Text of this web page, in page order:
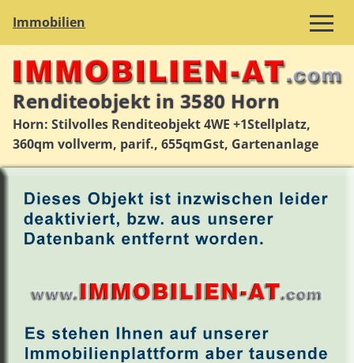
Immobilien
Renditeobjekt in 3580 Horn
Horn: Stilvolles Renditeobjekt 4WE +1Stellplatz,
360qm vollverm, parif., 655qmGst, Gartenanlage